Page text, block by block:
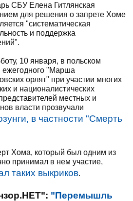
СБУ Елена Гитлянская
для решения о запрете Хоме
"систематическая
и поддержка
10 января, в польском
"Марша
орлят" при участии многих
и националистических
местных и
власти прозвучали
в частности "Cмерть
Хома, который был одним из
принимал в нем участие,
таких выкриков.
"Перемышль